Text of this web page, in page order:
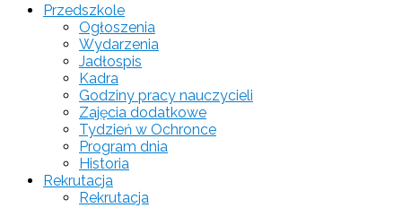
Przedszkole
Ogłoszenia
Wydarzenia
Jadłospis
Kadra
Godziny pracy nauczycieli
Zajęcia dodatkowe
Tydzień w Ochronce
Program dnia
Historia
Rekrutacja
Rekrutacja